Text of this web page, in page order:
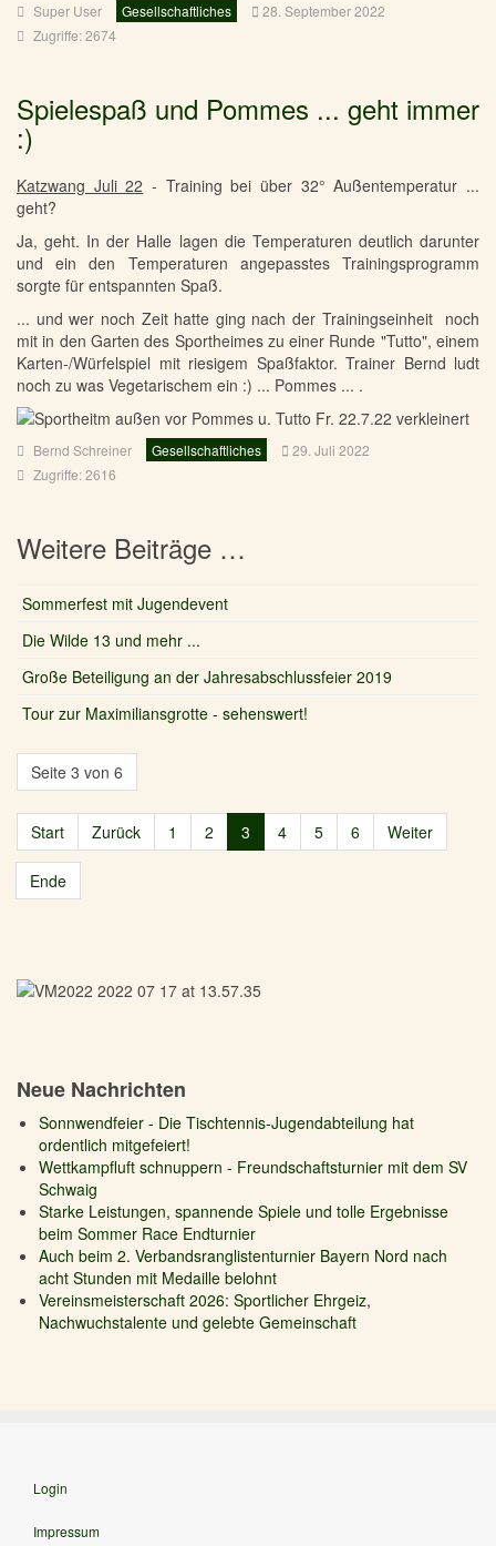
Super User Gesellschaftliches
28. September 2022
Zugriffe: 2674
Spielespaß und Pommes ... geht immer
:)
Katzwang Juli 22 - Training bei über 32° Außentemperatur ...
geht?
Ja, geht. In der Halle lagen die Temperaturen deutlich darunter
und ein den Temperaturen angepasstes Trainingsprogramm
sorgte für entspannten Spaß.
... und wer noch Zeit hatte ging nach der Trainingseinheit noch
mit in den Garten des Sportheimes zu einer Runde "Tutto", einem
Karten-/Würfelspiel mit riesigem Spaßfaktor. Trainer Bernd ludt
noch zu was Vegetarischem ein :) ... Pommes ... .
Bernd Schreiner Gesellschaftliches
29. Juli 2022
Zugriffe: 2616
Weitere Beiträge …
Sommerfest mit Jugendevent
Die Wilde 13 und mehr ...
Große Beteiligung an der Jahresabschlussfeier 2019
Tour zur Maximiliansgrotte - sehenswert!
Seite 3 von 6
Start Zurück 1 2 3 4 5 6 Weiter
Ende
Neue Nachrichten
Sonnwendfeier - Die Tischtennis-Jugendabteilung hat
ordentlich mitgefeiert!
Wettkampfluft schnuppern - Freundschaftsturnier mit dem SV
Schwaig
Starke Leistungen, spannende Spiele und tolle Ergebnisse
beim Sommer Race Endturnier
Auch beim 2. Verbandsranglistenturnier Bayern Nord nach
acht Stunden mit Medaille belohnt
Vereinsmeisterschaft 2026: Sportlicher Ehrgeiz,
Nachwuchstalente und gelebte Gemeinschaft
Login
Impressum